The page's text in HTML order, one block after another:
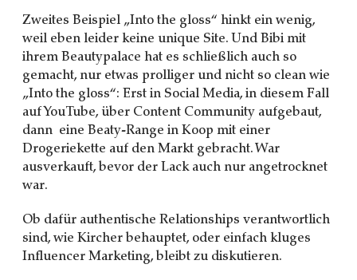
Zweites Beispiel „Into the gloss“ hinkt ein wenig,
weil eben leider keine unique Site. Und Bibi mit
ihrem Beautypalace hat es schließlich auch so
gemacht, nur etwas prolliger und nicht so clean wie
„Into the gloss“: Erst in Social Media, in diesem Fall
auf YouTube, über Content Community aufgebaut,
dann eine Beaty-Range in Koop mit einer
Drogeriekette auf den Markt gebracht. War
ausverkauft, bevor der Lack auch nur angetrocknet
war.
Ob dafür authentische Relationships verantwortlich
sind, wie Kircher behauptet, oder einfach kluges
Influencer Marketing, bleibt zu diskutieren.